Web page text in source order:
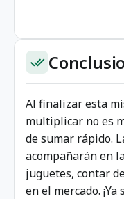
done_all
Al finalizar esta
multiplicar no es
de sumar rápido.
acompañarán en
juguetes, contar
en el mercado.